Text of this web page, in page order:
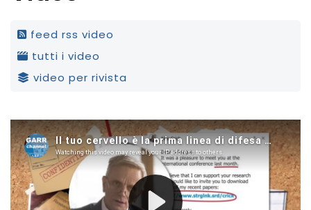
feed rss video
tutti i video
video per rivista